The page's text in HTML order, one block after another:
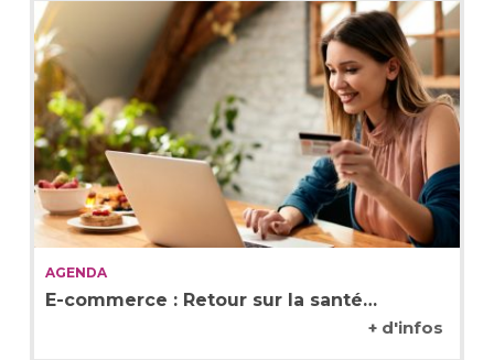
AGENDA
E-commerce : Retour sur la santé…
+ d'infos